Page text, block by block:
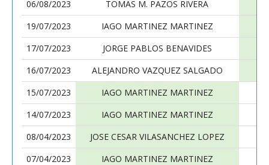
06/08/2023
TOMAS M. PAZOS RIVERA
19/07/2023
IAGO MARTINEZ MARTINEZ
17/07/2023
JORGE PABLOS BENAVIDES
16/07/2023
ALEJANDRO VAZQUEZ SALGADO
15/07/2023
IAGO MARTINEZ MARTINEZ
14/07/2023
IAGO MARTINEZ MARTINEZ
08/04/2023
JOSE CESAR VILASANCHEZ LOPEZ
07/04/2023
IAGO MARTINEZ MARTINEZ